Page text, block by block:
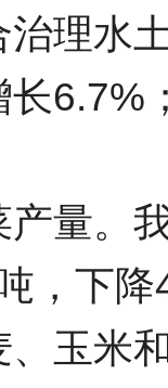
治理水
长6.7%
产量。
，下
、玉米